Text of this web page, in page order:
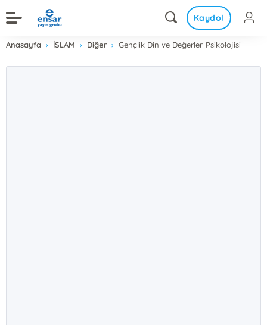
Kaydol
Anasayfa İSLAM Diğer Gençlik Din ve Değerler Psikolojisi